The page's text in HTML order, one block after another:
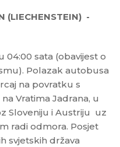
(LIECHENSTEIN) -
sata (obavijest o
Polazak autobusa
na povratku s
Vratima Jadrana, u
Sloveniju i Austriju uz
radi odmora. Posjet
svjetskih država